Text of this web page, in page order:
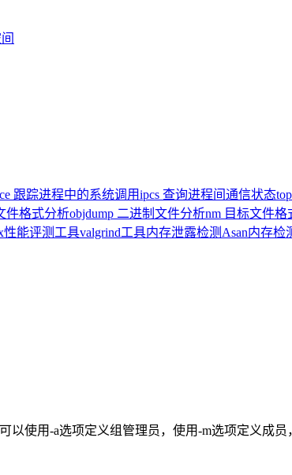
跟踪进程中的系统调用ipcs 查询进程间通信状态
件格式分析objdump 二进制文件分析nm 目标文件格
性能评测工具valgrind工具内存泄露检测 Asan内存检
以使用-a选项定义组管理员，使用-m选项定义成